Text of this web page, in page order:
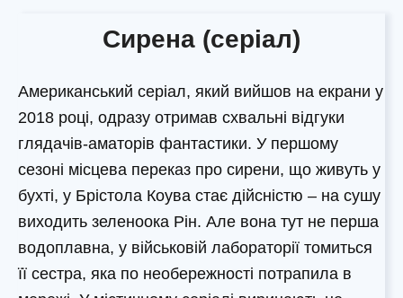
Сирена (серіал)
Американський серіал, який вийшов на екрани у
2018 році, одразу отримав схвальні відгуки
глядачів-аматорів фантастики. У першому
сезоні місцева переказ про сирени, що живуть у
бухті, у Брістола Коува стає дійсністю – на сушу
виходить зеленоока Рін. Але вона тут не перша
водоплавна, у військовій лабораторії томиться
її сестра, яка по необережності потрапила в